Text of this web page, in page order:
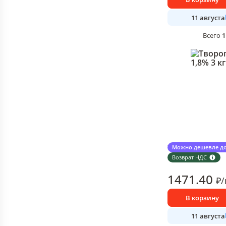
11 августа
Всего 1
Можно дешевле
Возврат НДС
Творог
1 шт в упаковке
1471.40 ₽/
В корзину
11 августа